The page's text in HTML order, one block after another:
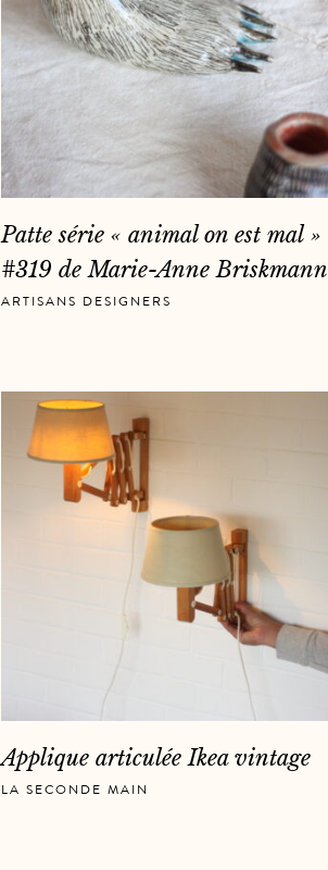
Patte série « animal on est mal »
#319 de Marie-Anne Briskmann
ARTISANS DESIGNERS
Applique articulée Ikea vintage
LA SECONDE MAIN